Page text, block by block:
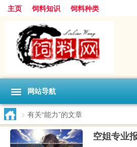
主页 饲料知识 饲料种类
网站导航
> 有关“能力”的文章
空姐专业